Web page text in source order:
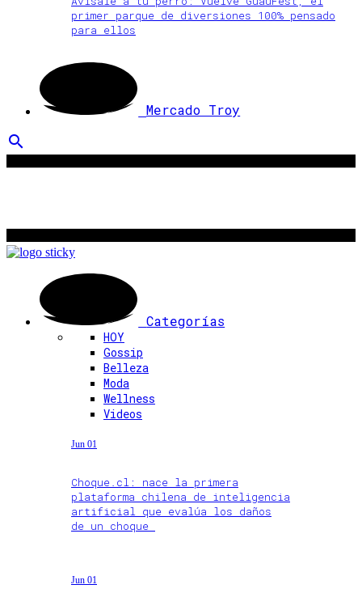
primer parque de diversiones 100% pensado
para ellos
Mercado Troy
search
Categorías
HOY
Gossip
Belleza
Moda
Wellness
Videos
Jun 01
Choque.cl: nace la primera
plataforma chilena de inteligencia
artificial que evalúa los daños
de un choque
Jun 01